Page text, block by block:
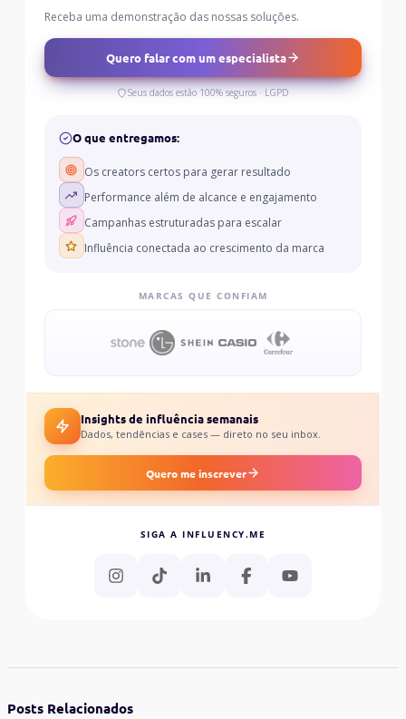
Receba uma demonstração das nossas soluções.
Quero falar com um especialista
Seus dados estão 100% seguros · LGPD
O que entregamos:
Os creators certos para gerar resultado
Performance além de alcance e engajamento
Campanhas estruturadas para escalar
Influência conectada ao crescimento da marca
MARCAS QUE CONFIAM
Insights de influência semanais
Dados, tendências e cases — direto no seu inbox.
Quero me inscrever
SIGA A INFLUENCY.ME
Posts Relacionados